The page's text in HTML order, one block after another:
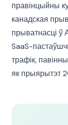
правінцыйны
канадская
прыватнасці
SaaS-
трафік,
як прыярытэт